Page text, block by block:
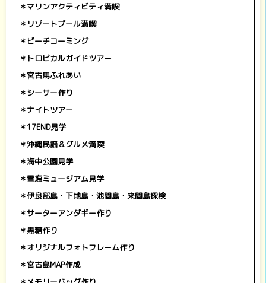
＊マリンアクティビティ満喫
＊リゾートプール満喫
＊ビーチコーミング
＊トロピカルガイドツアー
＊宮古馬ふれあい
＊シーサー作り
＊ナイトツアー
＊17END見学
＊沖縄民謡＆グルメ満喫
＊海中公園見学
＊雪塩ミュージアム見学
＊伊良部島・下地島・池間島・来間島探検
＊サーターアンダギー作り
＊黒糖作り
＊オリジナルフォトフレーム作り
＊宮古島MAP作成